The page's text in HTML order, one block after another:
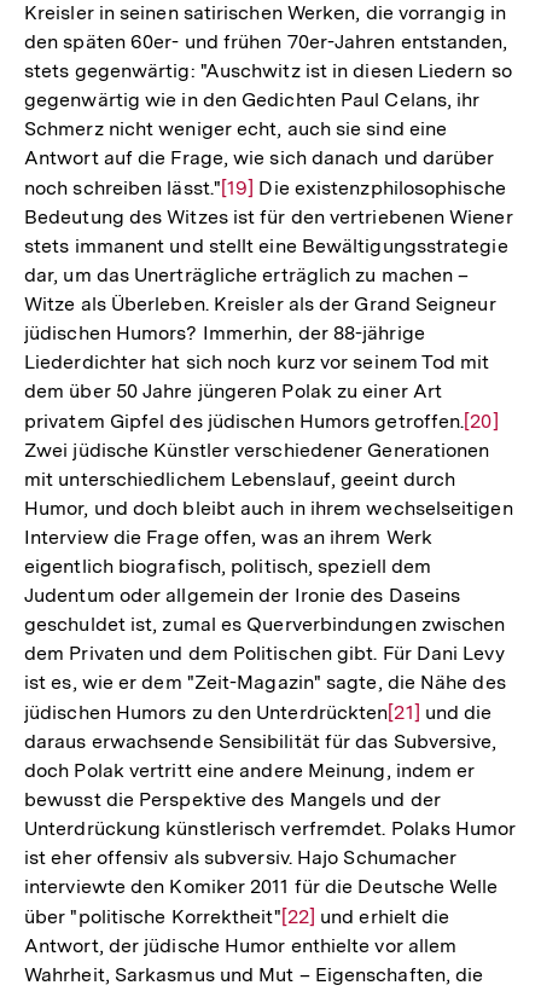
Kreisler in seinen satirischen Werken, die vorrangig in
den späten 60er- und frühen 70er-Jahren entstanden,
stets gegenwärtig: "Auschwitz ist in diesen Liedern so
gegenwärtig wie in den Gedichten Paul Celans, ihr
Schmerz nicht weniger echt, auch sie sind eine
Antwort auf die Frage, wie sich danach und darüber
noch schreiben lässt." Zur
Auflösung
der
Fußnote
[19] Die existenzphilosophische
Bedeutung des Witzes ist für den vertriebenen Wiener
stets immanent und stellt eine Bewältigungsstrategie
dar, um das Unerträgliche erträglich zu machen –
Witze als Überleben. Kreisler als der Grand Seigneur
jüdischen Humors? Immerhin, der 88-jährige
Liederdichter hat sich noch kurz vor seinem Tod mit
dem über 50 Jahre jüngeren Polak zu einer Art
privatem Gipfel des jüdischen Humors getroffen.Zur
Fußnote
[20]
Zwei jüdische Künstler verschiedener Generationen
mit unterschiedlichem Lebenslauf, geeint durch
Humor, und doch bleibt auch in ihrem wechselseitigen
Interview die Frage offen, was an ihrem Werk
eigentlich biografisch, politisch, speziell dem
Judentum oder allgemein der Ironie des Daseins
geschuldet ist, zumal es Querverbindungen zwischen
dem Privaten und dem Politischen gibt. Für Dani Levy
ist es, wie er dem "Zeit-Magazin" sagte, die Nähe des
jüdischen Humors zu den UnterdrücktenZur
Auflösung
der
Fußnote
[21] und die
daraus erwachsende Sensibilität für das Subversive,
doch Polak vertritt eine andere Meinung, indem er
bewusst die Perspektive des Mangels und der
Unterdrückung künstlerisch verfremdet. Polaks Humor
ist eher offensiv als subversiv. Hajo Schumacher
interviewte den Komiker 2011 für die Deutsche Welle
über "politische Korrektheit" Zur
Auflösung
der
[22] und erhielt die
Antwort, der jüdische Humor enthielte vor allem
Wahrheit, Sarkasmus und Mut – Eigenschaften, die